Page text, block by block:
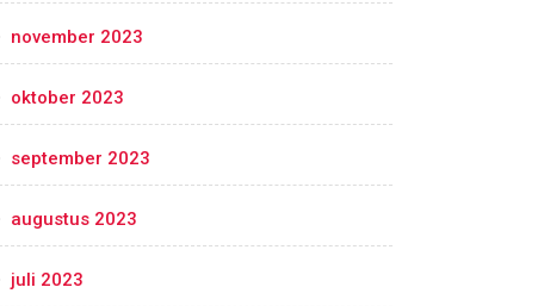
november 2023
oktober 2023
september 2023
augustus 2023
juli 2023